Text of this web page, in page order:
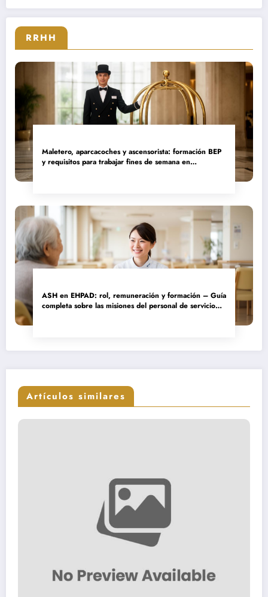
expertos que triunfan en el
sector
RRHH
Maletero, aparcacoches y ascensorista: formación BEP
y requisitos para trabajar fines de semana en
ASH en EHPAD: rol, remuneración y formación – Guía
completa sobre las misiones del personal de servicio
Artículos similares